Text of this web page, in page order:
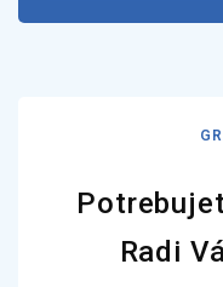
Radi